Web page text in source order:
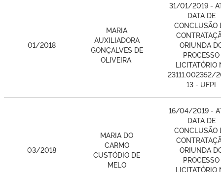
01/2018
MARIA
AUXILIADORA
GONÇALVES DE
OLIVEIRA
31/01/2019 -
DATA DE
CONCLUSÃO
ORIUNDA
PROCESSO
LICITATÓRIO
23111.002352/
13 - UFPI
03/2018
MARIA DO
CARMO
CUSTÓDIO DE
MELO
16/04/2019 -
DATA DE
CONCLUSÃO
ORIUNDA
PROCESSO
LICITATÓRIO